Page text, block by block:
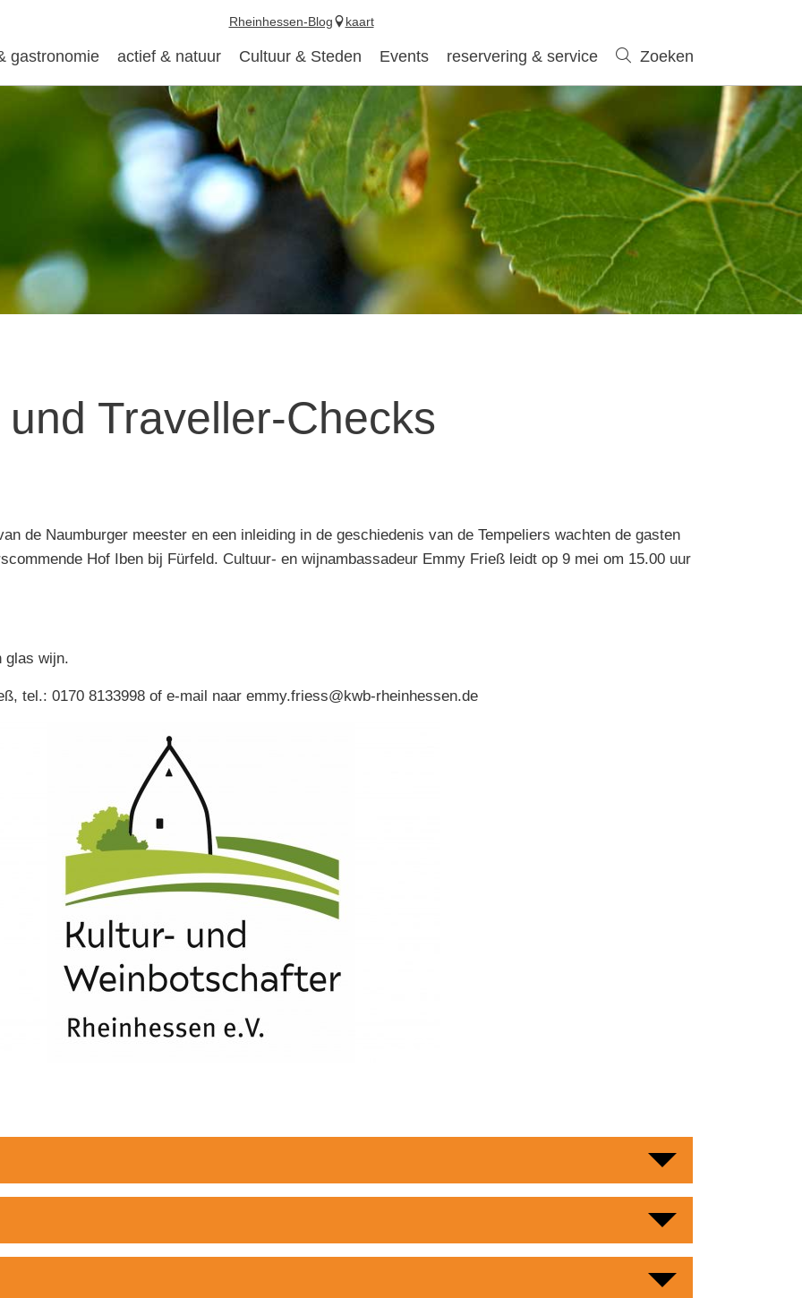
gastronomie actief & natuur Cultuur & Steden Events reservering & service Zoeken
Rheinhessen-Blog kaart
Traveller-Checks
de Naumburger meester en een inleiding in de geschiedenis van de Tempeliers wachten de gasten
Hof Iben bij Fürfeld. Cultuur- en wijnambassadeur Emmy Frieß leidt op 9 mei om 15.00 uur
glas wijn.
tel.: 0170 8133998 of e-mail naar emmy.friess@kwb-rheinhessen.de